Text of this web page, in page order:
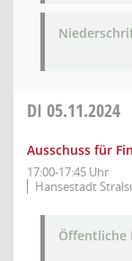
DI 05.11.2024
Ausschuss für
17:00-17:45 Uhr
Hansestadt
Öffentliche